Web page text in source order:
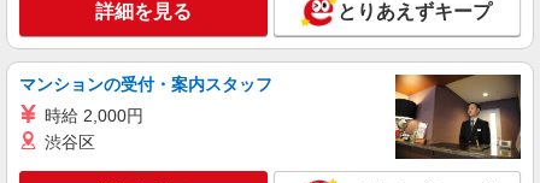
詳細を見る とりあえずキープ
マンションの受付・案内スタッフ
時給 2,000円
渋谷区